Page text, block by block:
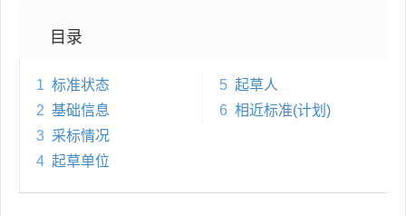
目录
1 标准状态
2 基础信息
3 采标情况
4 起草单位
5 起草人
6 相近标准(计划)